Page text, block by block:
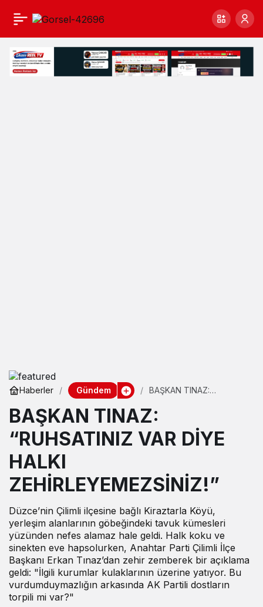
Haberler Gündem
BAŞKAN TINAZ:
HALKI
ZEHİRLEYEMEZSİNİZ!”
BAŞKAN TINAZ:
“RUHSATINIZ VAR DİYE
HALKI
ZEHİRLEYEMEZSİNİZ!”
Düzce’nin Çilimli ilçesine bağlı Kiraztarla Köyü,
yerleşim alanlarının göbeğindeki tavuk kümesleri
yüzünden nefes alamaz hale geldi. Halk koku ve
sinekten eve hapsolurken, Anahtar Parti Çilimli İlçe
Başkanı Erkan Tınaz’dan zehir zemberek bir açıklama
geldi: "İlgili kurumlar kulaklarının üzerine yatıyor. Bu
vurdumduymazlığın arkasında AK Partili dostların
torpili mi var?"